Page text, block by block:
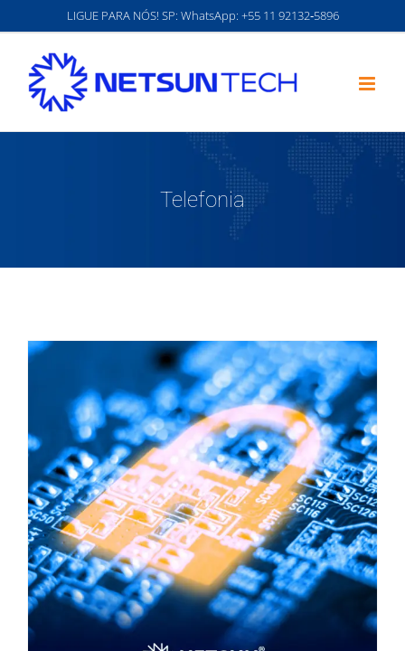
para
conteúdo
LIGUE PARA NÓS! SP: WhatsApp: ‪+55 11 92132‑5896‬
Telefonia